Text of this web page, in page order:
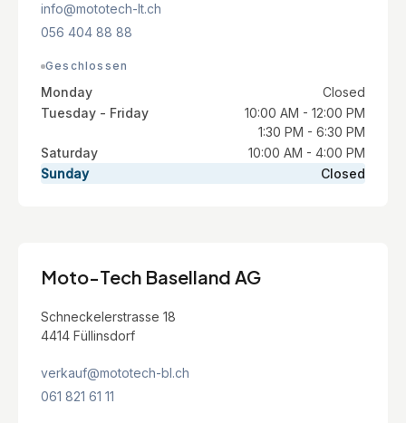
info@mototech-lt.ch
056 404 88 88
Geschlossen
Monday
Closed
Tuesday - Friday
10:00 AM - 12:00 PM
1:30 PM - 6:30 PM
Saturday
10:00 AM - 4:00 PM
Sunday
Closed
Moto-Tech Baselland AG
Schneckelerstrasse 18
4414 Füllinsdorf
verkauf@mototech-bl.ch
061 821 61 11